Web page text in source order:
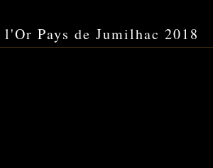
Pays de Jumilhac 2018